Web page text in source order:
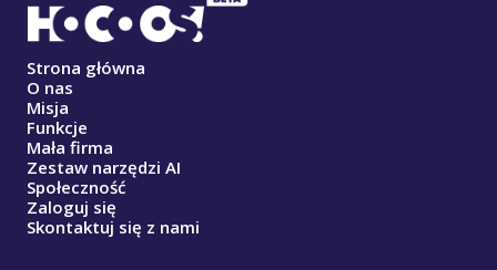
Strona główna
O nas
Misja
Funkcje
Mała firma
Zestaw narzędzi AI
Społeczność
Zaloguj się
Skontaktuj się z nami